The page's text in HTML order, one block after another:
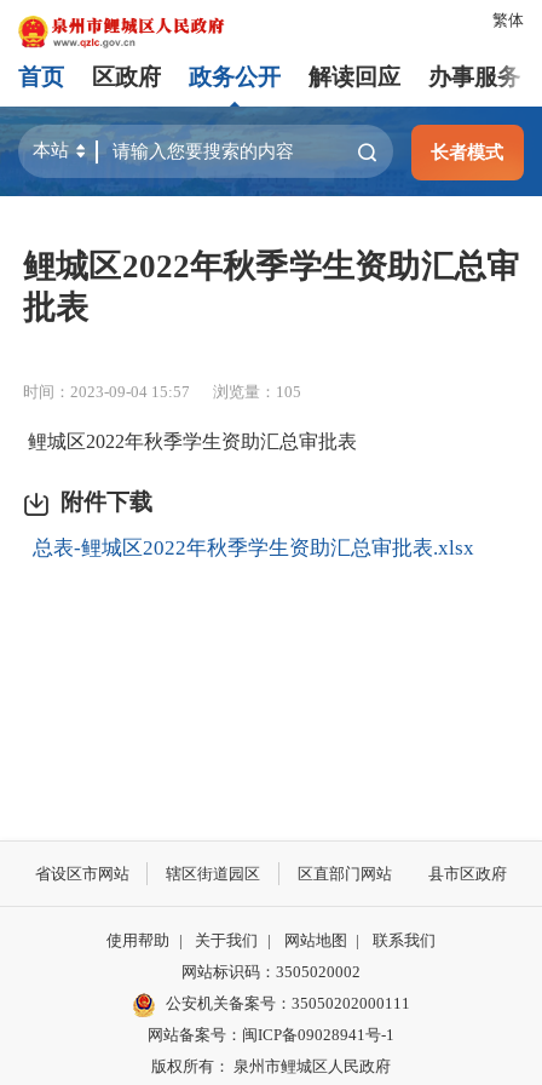
繁体
首页 区政府 政务公开 解读回应 办事服务
长者模式
鲤城区2022年秋季学生资助汇总审
批表
时间：2023-09-04 15:57 浏览量： 105
鲤城区2022年秋季学生资助汇总审批表
附件下载
总表-鲤城区2022年秋季学生资助汇总审批表.xlsx
省设区市网站 辖区街道园区 区直部门网站 县市区政府
使用帮助 | 关于我们 | 网站地图 |
联系我们
网站标识码：3505020002
公安机关备案号：35050202000111
网站备案号：闽ICP备09028941号-1
版权所有： 泉州市鲤城区人民政府